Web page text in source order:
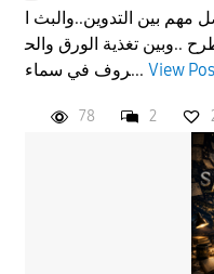
مهم بين التدوين..والبث ا
..وبين تغذية الورق والح
روف في سماء... View
78 2